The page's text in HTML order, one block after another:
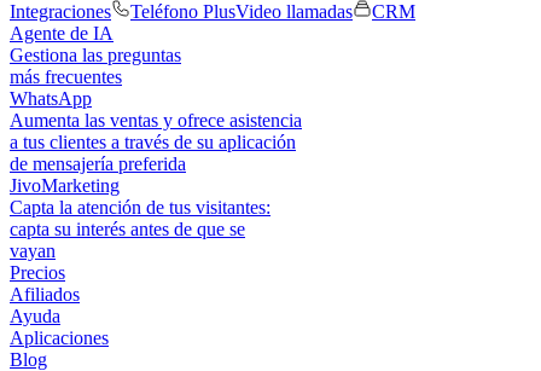
Integraciones
Teléfono PlusVideo llamadas
CRM
Agente de IA
Gestiona las preguntas
más frecuentes
WhatsApp
Aumenta las ventas y ofrece asistencia
a tus clientes a través de su aplicación
de mensajería preferida
JivoMarketing
Capta la atención de tus visitantes:
capta su interés antes de que se
vayan
Precios
Afiliados
Ayuda
Aplicaciones
Blog